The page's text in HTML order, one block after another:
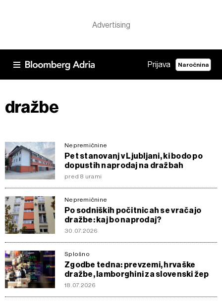
Prijava Naročnina
dražbe
Nepremičnine
Pet stanovanj v Ljubljani, ki bodo po
dopustih naprodaj na dražbah
pred 8 urami
Nepremičnine
Po sodniških počitnicah se vračajo
dražbe: kaj bo naprodaj?
30.07.2026
Splošno
Zgodbe tedna: prevzemi, hrvaške
dražbe, lamborghini za slovenski žep
18.07.2026